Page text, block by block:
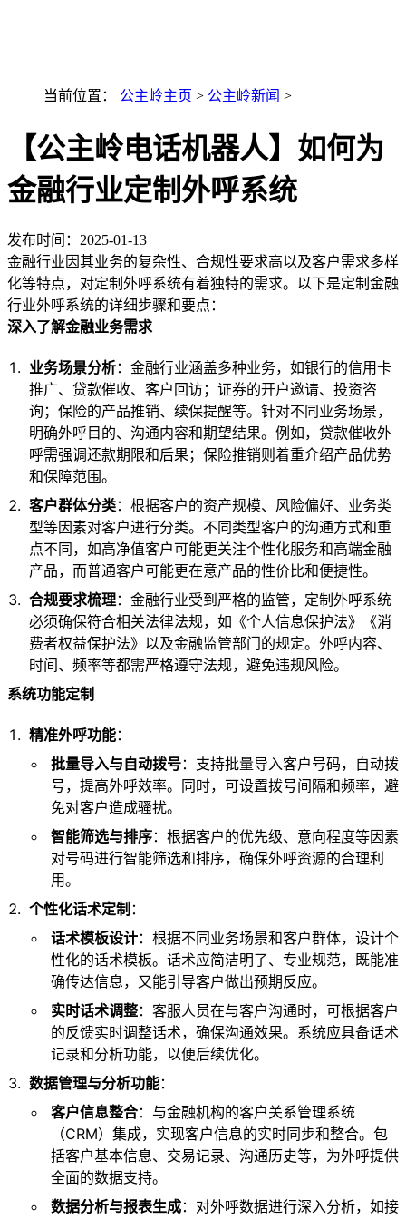
当前位置： 公主岭主页 > 公主岭新闻 >
【公主岭电话机器人】如何为
金融行业定制外呼系统
发布时间： 2025-01-13
金融行业因其业务的复杂性、合规性要求高以及客户需求多样
化等特点，对定制外呼系统有着独特的需求。以下是定制金融
行业外呼系统的详细步骤和要点：
深入了解金融业务需求
业务场景分析：金融行业涵盖多种业务，如银行的信用卡
推广、贷款催收、客户回访；证券的开户邀请、投资咨
询；保险的产品推销、续保提醒等。针对不同业务场景，
明确外呼目的、沟通内容和期望结果。例如，贷款催收外
呼需强调还款期限和后果；保险推销则着重介绍产品优势
和保障范围。
客户群体分类：根据客户的资产规模、风险偏好、业务类
型等因素对客户进行分类。不同类型客户的沟通方式和重
点不同，如高净值客户可能更关注个性化服务和高端金融
产品，而普通客户可能更在意产品的性价比和便捷性。
合规要求梳理：金融行业受到严格的监管，定制外呼系统
必须确保符合相关法律法规，如《个人信息保护法》《消
费者权益保护法》以及金融监管部门的规定。外呼内容、
时间、频率等都需严格遵守法规，避免违规风险。
系统功能定制
精准外呼功能：
批量导入与自动拨号：支持批量导入客户号码，自动拨
号，提高外呼效率。同时，可设置拨号间隔和频率，避
免对客户造成骚扰。
智能筛选与排序：根据客户的优先级、意向程度等因素
对号码进行智能筛选和排序，确保外呼资源的合理利
用。
个性化话术定制 ：
话术模板设计：根据不同业务场景和客户群体，设计个
性化的话术模板。话术应简洁明了、专业规范，既能准
确传达信息，又能引导客户做出预期反应。
实时话术调整：客服人员在与客户沟通时，可根据客户
的反馈实时调整话术，确保沟通效果。系统应具备话术
记录和分析功能，以便后续优化。
数据管理与分析功能：
客户信息整合：与金融机构的客户关系管理系统
（CRM）集成，实现客户信息的实时同步和整合。包
括客户基本信息、交易记录、沟通历史等，为外呼提供
全面的数据支持。
数据分析与报表生成：对外呼数据进行深入分析，如接